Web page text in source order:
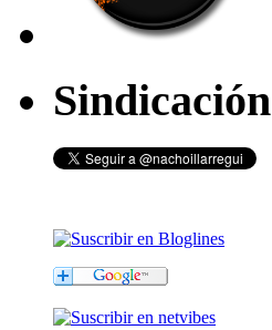
Sindicación